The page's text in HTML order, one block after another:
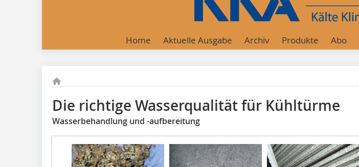
Home Aktuelle Ausgabe Archiv Produkte Abo
Die richtige Wasserqualität für Kühltürme
Wasserbehandlung und -aufbereitung